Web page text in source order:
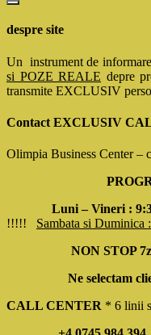
despre site
Un instrument de
si POZE REALE depre
transmite EXCLUSIV
Contact EXCLUSIV
Olimpia Business Center –
PROGRAM
Luni – Vineri : 9:30
!!!!! Sambata si Duminica :
NON STOP 7z /
Ne selectam
CALL CENTER * 6 linii